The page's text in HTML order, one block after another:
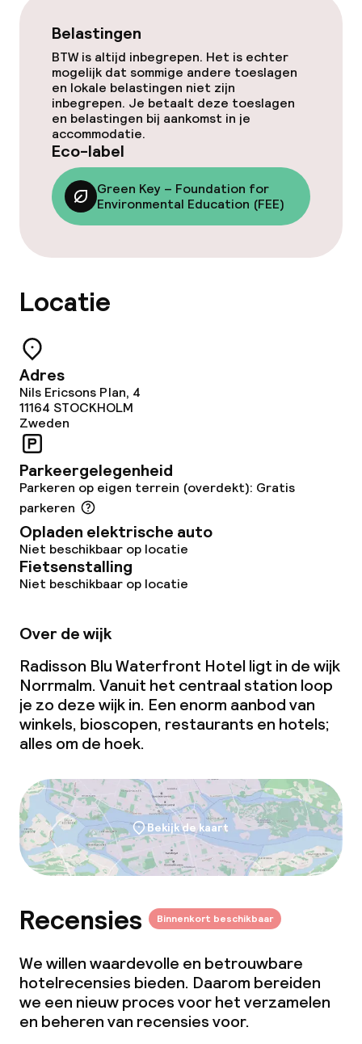
Entertainment
Gratis wifi
Eet- en drinkgelegenheden
Restaurant
Eet- en drinkdiensten
Lunchbuffet
Dinerbuffet
Roomservice
Vroeg ontbijt
Dieetopties
Vegetarische opties
Faciliteiten en diensten voor kinderen
Dagopvang
Babysitservice
Schoonmaakvoorzieningen
Wasservice
Conferentieruimte
Vergaderruimte
Belastingen
BTW is altijd inbegrepen. Het is echter
mogelijk dat sommige andere toeslagen
en lokale belastingen niet zijn
inbegrepen. Je betaalt deze toeslagen
en belastingen bij aankomst in je
accommodatie.
Eco-label
Green Key – Foundation for
Environmental Education (FEE)
Locatie
Adres
Nils Ericsons Plan, 4
11164 STOCKHOLM
Zweden
Parkeergelegenheid
Parkeren op eigen terrein (overdekt): Gratis
parkeren
Opladen elektrische auto
Niet beschikbaar op locatie
Fietsenstalling
Niet beschikbaar op locatie
Over de wijk
Radisson Blu Waterfront Hotel ligt in de wijk
Norrmalm. Vanuit het centraal station loop
je zo deze wijk in. Een enorm aanbod van
winkels, bioscopen, restaurants en hotels;
alles om de hoek.
Bekijk de kaart
Recensies Binnenkort beschikbaar
We willen waardevolle en betrouwbare
hotelrecensies bieden. Daarom bereiden
we een nieuw proces voor het verzamelen
en beheren van recensies voor.